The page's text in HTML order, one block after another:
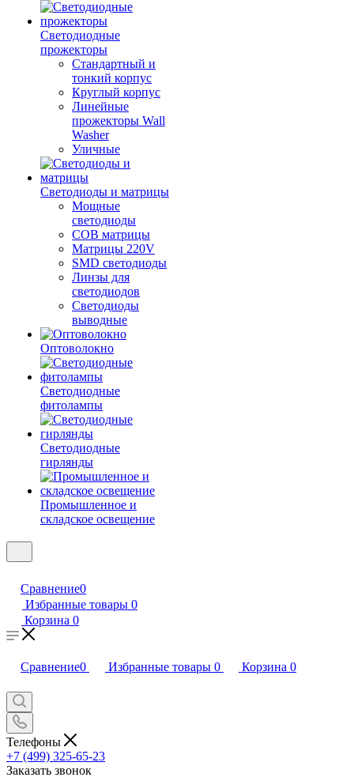
Светодиодные
прожекторы
Стандартный и
тонкий корпус
Круглый корпус
Линейные
прожекторы Wall
Washer
Уличные
Светодиоды и матрицы
Мощные
светодиоды
COB матрицы
Матрицы 220V
SMD светодиоды
Линзы для
светодиодов
Светодиоды
выводные
Оптоволокно
Светодиодные
фитолампы
Светодиодные
гирлянды
Промышленное и
складское освещение
Сравнение0
Избранные товары 0
Корзина 0
Сравнение0 Избранные товары 0 Корзина 0
Телефоны
+7 (499) 325-65-23
Заказать звонок